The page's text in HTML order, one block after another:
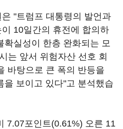
"트럼프 대통령의 발언과
10일간의 휴전에 합의하
확실성이 한층 완화되는 모
는 앞서 위험자산 선호 회
바탕으로 큰 폭의 반등을
을 보이고 있다"고 분석했습
7.07포인트(0.61%) 오른 11